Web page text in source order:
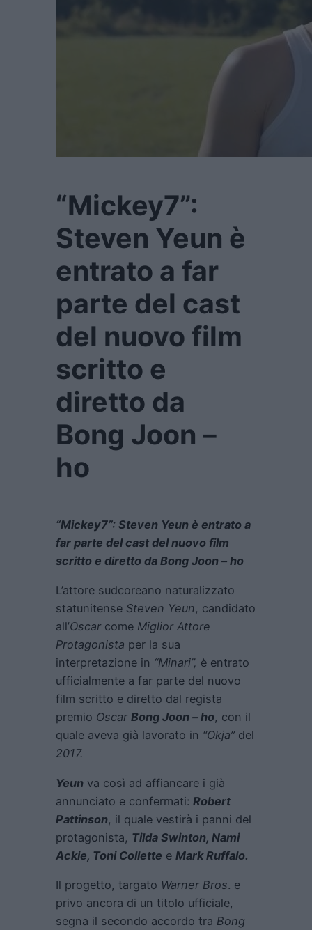
“Mickey7”:
Steven Yeun è
entrato a far
parte del cast
del nuovo film
scritto e
diretto da
Bong Joon –
ho
“Mickey7”: Steven Yeun è entrato a
far parte del cast del nuovo film
scritto e diretto da Bong Joon – ho
L’attore sudcoreano naturalizzato
statunitense Steven Yeun, candidato
all’Oscarcome Miglior Attore
Protagonista per la sua
interpretazione in “Minari”, è entrato
ufficialmente a far parte del nuovo
film scritto e diretto dal regista
premio Oscar Bong Joon – ho, con il
quale aveva già lavorato in “Okja”del
2017.
Yeun va così ad affiancare i già
annunciato e confermati: Robert
Pattinson, il quale vestirà i panni del
protagonista, Tilda Swinton, Nami
Ackie, Toni Collette e Mark Ruffalo.
Il progetto, targato Warner Bros. e
privo ancora di un titolo ufficiale,
segna il secondo accordo tra Bong